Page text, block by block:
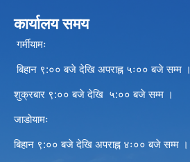
कार्यालय समय
गर्मीयामः
बिहान ९:०० बजे देखि अपराह्न ५ः०० बजे सम्म ।
शुक्रबार ९:०० बजे देखि ५:०० बजे सम्म ।
जाडोयामः
बिहान ९:०० बजे देखि अपराह्न ४ः०० बजे सम्म ।